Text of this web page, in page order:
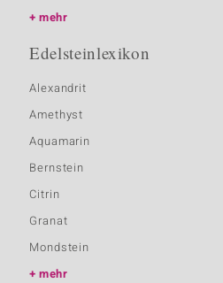
mehr
Edelsteinlexikon
Alexandrit
Amethyst
Aquamarin
Bernstein
Citrin
Granat
Mondstein
mehr